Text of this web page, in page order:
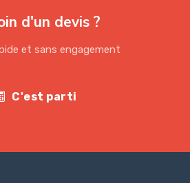
d'un devis ?
et sans engagement
C'est parti